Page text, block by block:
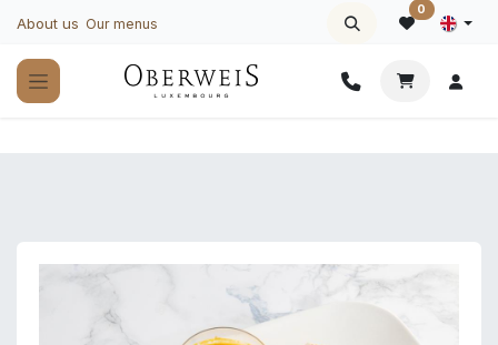
About us Our menus
0